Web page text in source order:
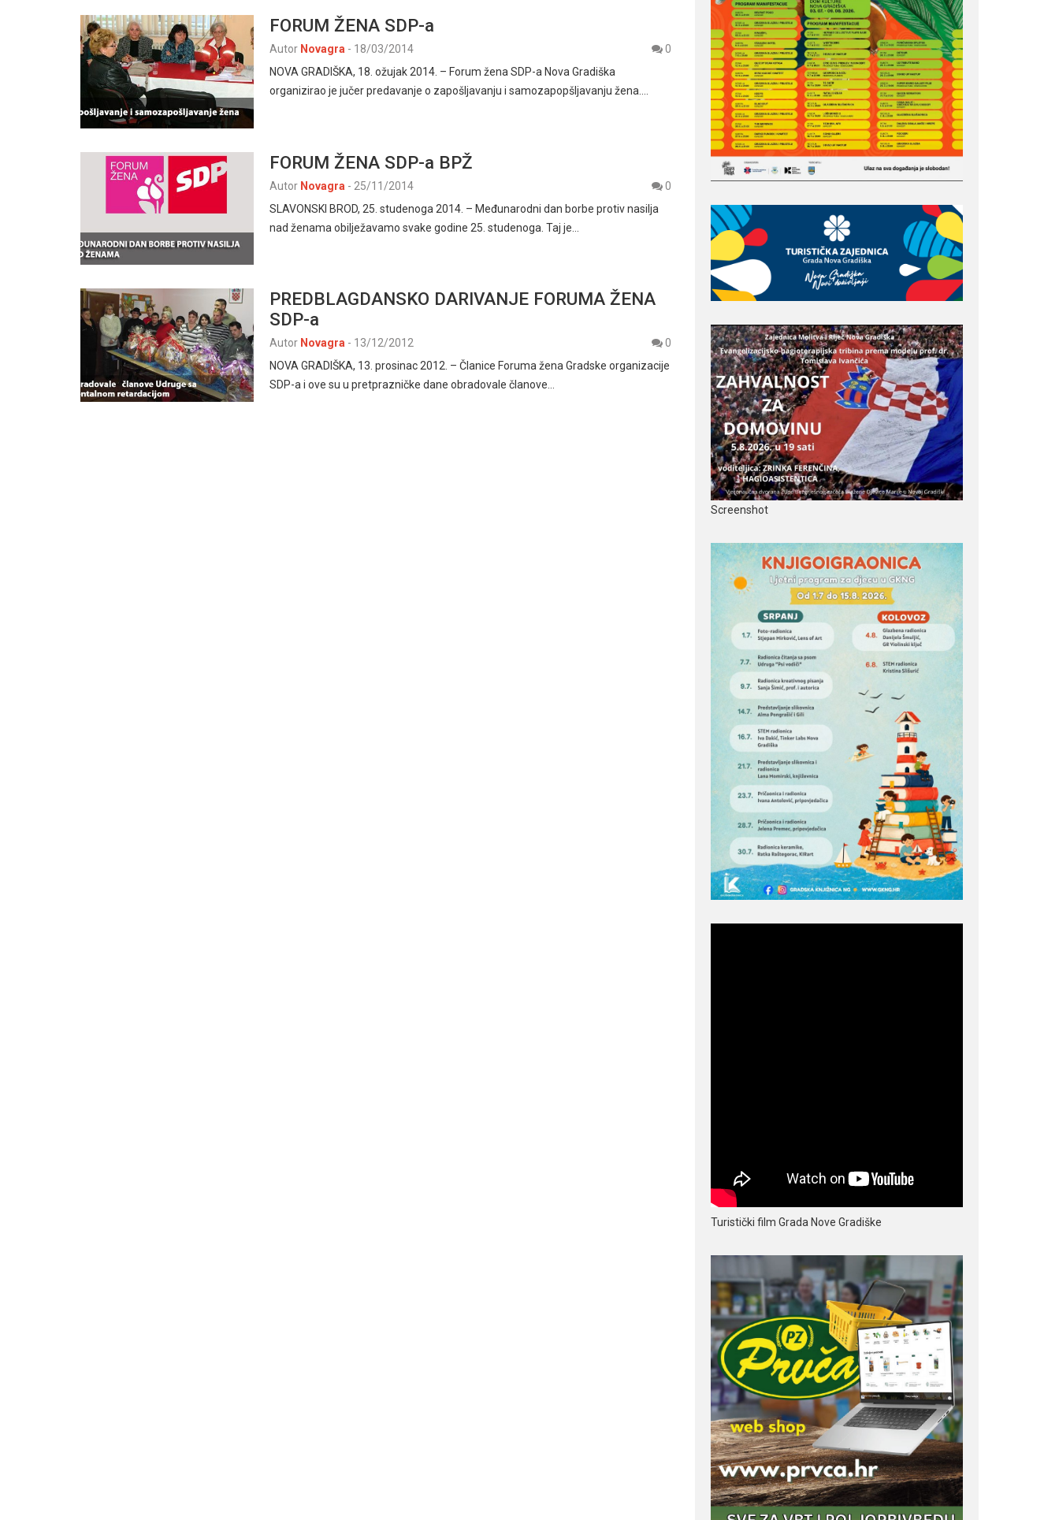
FORUM ŽENA SDP-a
Autor Novagra - 18/03/2014
0
NOVA GRADIŠKA, 18. ožujak 2014. – Forum žena SDP-a Nova Gradiška
organizirao je jučer predavanje o zapošljavanju i samozapopšljavanju žena.…
FORUM ŽENA SDP-a BPŽ
Autor Novagra - 25/11/2014
0
SLAVONSKI BROD, 25. studenoga 2014. – Međunarodni dan borbe protiv nasilja
nad ženama obilježavamo svake godine 25. studenoga. Taj je…
PREDBLAGDANSKO DARIVANJE FORUMA ŽENA
SDP-a
Autor Novagra - 13/12/2012
0
NOVA GRADIŠKA, 13. prosinac 2012. – Članice Foruma žena Gradske organizacije
SDP-a i ove su u pretprazničke dane obradovale članove…
Screenshot
Turistički film Grada Nove Gradiške